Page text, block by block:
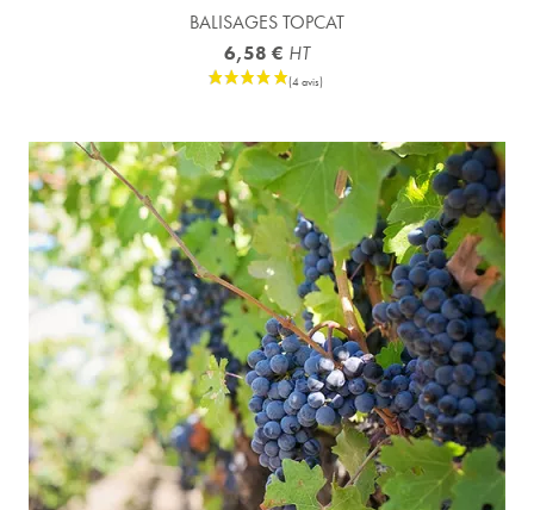
BALISAGES TOPCAT
6,58 € HT